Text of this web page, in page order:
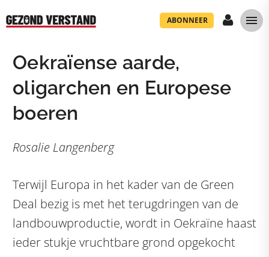
ABONNEER
Oekraïense aarde,
oligarchen en Europese
boeren
Rosalie Langenberg
Terwijl Europa in het kader van de Green
Deal bezig is met het terugdringen van de
landbouwproductie, wordt in Oekraïne haast
ieder stukje vruchtbare grond opgekocht